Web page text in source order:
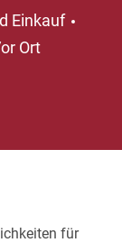
Einkauf
Ort
für